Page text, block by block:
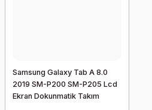
Samsung Galaxy Tab A 8.0
2019 SM-P200 SM-P205 Lcd
Ekran Dokunmatik Takım